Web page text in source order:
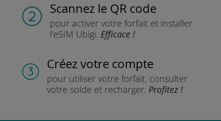
Scannez le QR code
pour activer votre forfaitet installer
l'eSIM Ubigi. Efficace !
Créez votre compte
pour utiliser votre forfait, consulter
votre solde et recharger. Profitez !